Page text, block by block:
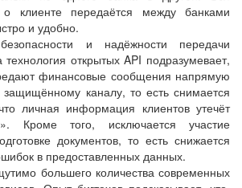
клиенте передаётся между банками
и удобно.
и надёжности передачи
открытых API подразумевает,
финансовые сообщения напрямую
защищённому каналу, то есть снимается
личная информация клиентов утечёт
Кроме того, исключается участие
документов, то есть снижается
в предоставленных данных.
большего количества современных